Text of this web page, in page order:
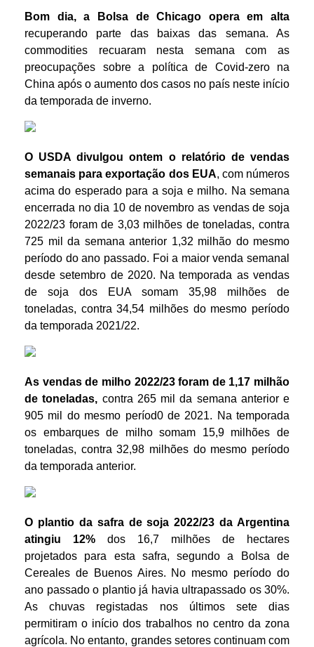
Bom dia, a Bolsa de Chicago opera em alta
recuperando parte das baixas das semana. As
commodities recuaram nesta semana com as
preocupações sobre a política de Covid-zero na
China após o aumento dos casos no país neste início
da temporada de inverno.
O USDA divulgou ontem o relatório de vendas
semanais para exportação dos EUA, com números
acima do esperado para a soja e milho. Na semana
encerrada no dia 10 de novembro as vendas de soja
2022/23 foram de 3,03 milhões de toneladas, contra
725 mil da semana anterior 1,32 milhão do mesmo
período do ano passado. Foi a maior venda semanal
desde setembro de 2020. Na temporada as vendas
de soja dos EUA somam 35,98 milhões de
toneladas, contra 34,54 milhões do mesmo período
da temporada 2021/22.
As vendas de milho 2022/23 foram de 1,17 milhão
de toneladas, contra 265 mil da semana anterior e
905 mil do mesmo períod0 de 2021. Na temporada
os embarques de milho somam 15,9 milhões de
toneladas, contra 32,98 milhões do mesmo período
da temporada anterior.
O plantio da safra de soja 2022/23 da Argentina
atingiu 12% dos 16,7 milhões de hectares
projetados para esta safra, segundo a Bolsa de
Cereales de Buenos Aires. No mesmo período do
ano passado o plantio já havia ultrapassado os 30%.
As chuvas registadas nos últimos sete dias
permitiram o início dos trabalhos no centro da zona
agrícola. No entanto, grandes setores continuam com